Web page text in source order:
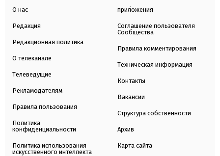
О нас
Редакция
Редакционная политика
О телеканале
Телеведущие
Рекламодателям
Правила пользования
Политика
конфиденциальности
Политика использования
искусственного интеллекта
приложения
Соглашение пользователя
Сообщества
Правила комментирования
Техническая информация
Контакты
Вакансии
Структура собственности
Архив
Карта сайта